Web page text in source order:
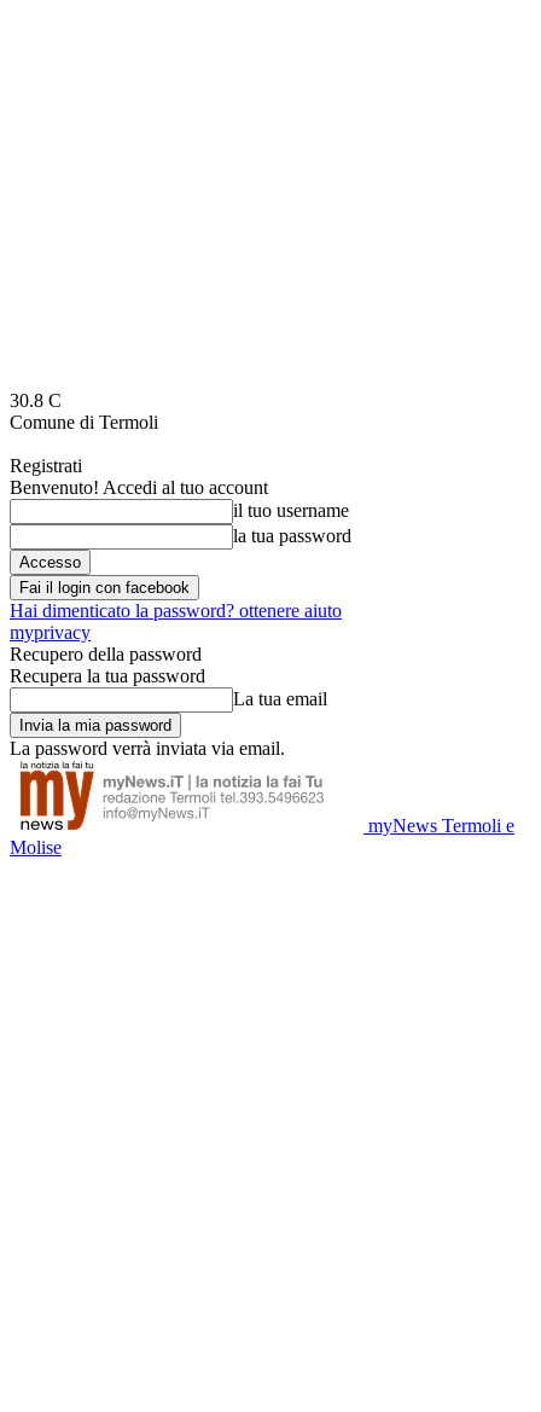
30.8 C
Comune di Termoli
Registrati
Benvenuto! Accedi al tuo account
il tuo username
la tua password
Fai il login con facebook
Hai dimenticato la password? ottenere aiuto
myprivacy
Recupero della password
Recupera la tua password
La tua email
La password verrà inviata via email.
myNews Termoli e
Molise